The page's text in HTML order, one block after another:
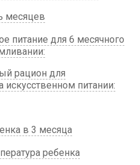
месяцев
питание для 6 месячного
рацион для
искусственном питании:
в 3 месяца
ребенка